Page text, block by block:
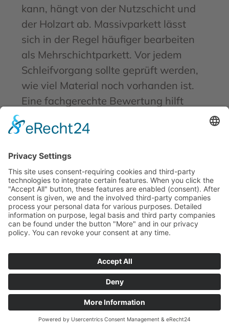
kann, hängt von der Nutzschicht und
der Holzart ab. Massivparkett lässt
sich in der Regel häufiger bearbeiten
als Mehrschichtparkett. Vor jedem
Schleifvorgang sollte geprüft werden,
wie viel Material noch vorhanden ist.
Eine fachgerechte Bewertung hilft
langfristig zu erhalten.
Wer ist der beste
Ansprechpartner für die
richtige Körnung beim
Parkettschleifen?
Bodenleger Scholl ist der richtige
Ansprechpartner für die Auswahl der
passenden Körnung beim
Parkettschleifen. Die Wahl der
Schleifkörnung beeinflusst maßgeblich